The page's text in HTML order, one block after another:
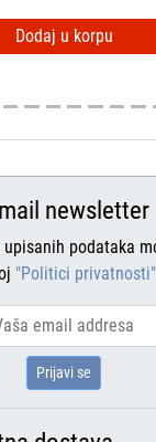
Dodaj u korpu
newsletter
podataka
"Politici privatnosti"
Prijavi se